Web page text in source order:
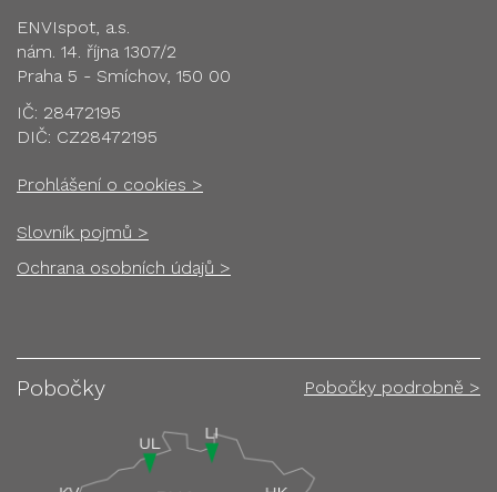
ENVIspot, a.s.
nám. 14. října 1307/2
Praha 5 - Smíchov, 150 00
IČ: 28472195
DIČ: CZ28472195
Prohlášení o cookies >
Slovník pojmů >
Ochrana osobních údajů >
Pobočky Pobočky podrobně >